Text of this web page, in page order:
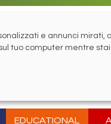
EDUCATIONAL
e annunci mirati,
tuo computer mentre